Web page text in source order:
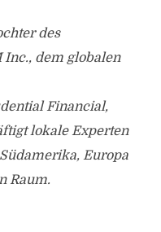
des
Inc., dem globalen
Financial,
lokale Experten
Europa
Raum.